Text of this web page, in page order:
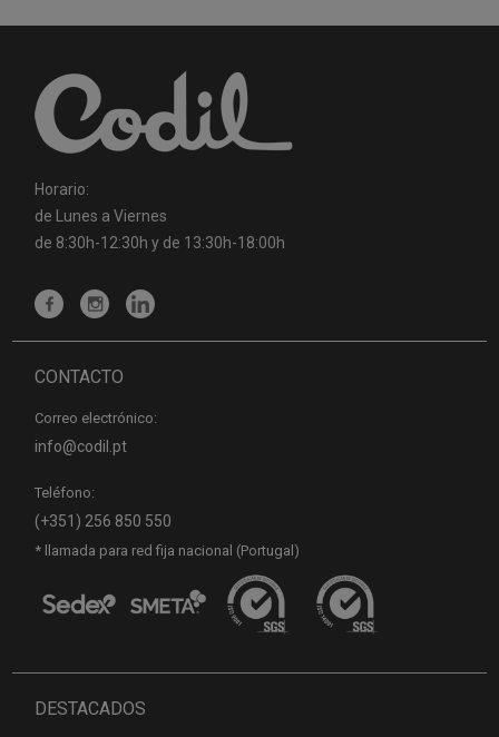
Horario:
de Lunes a Viernes
de 8:30h-12:30h y de 13:30h-18:00h
CONTACTO
Correo electrónico:
info@codil.pt
Teléfono:
(+351) 256 850 550
* llamada para red fija nacional (Portugal)
DESTACADOS